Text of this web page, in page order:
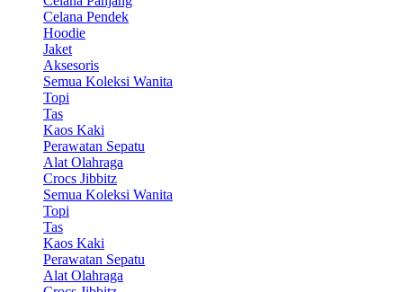
Celana Pendek
Hoodie
Jaket
Aksesoris
Semua Koleksi Wanita
Topi
Tas
Kaos Kaki
Perawatan Sepatu
Alat Olahraga
Crocs Jibbitz
Semua Koleksi Wanita
Topi
Tas
Kaos Kaki
Perawatan Sepatu
Alat Olahraga